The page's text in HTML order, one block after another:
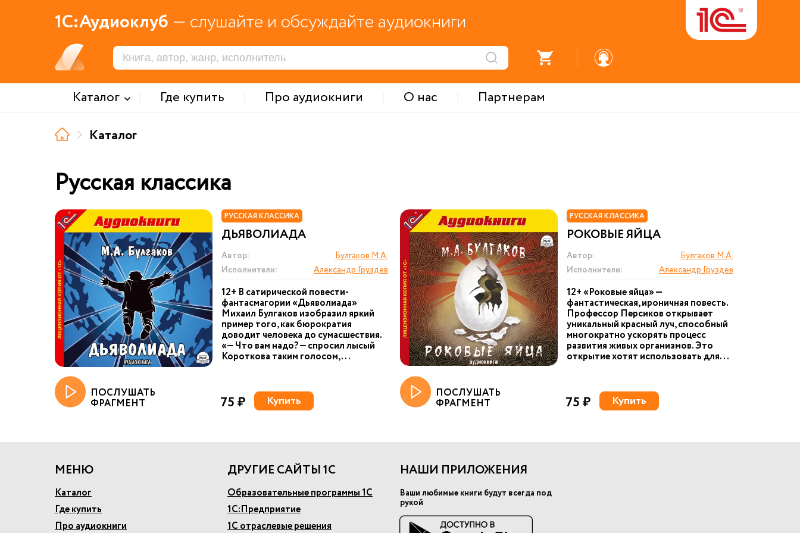
1С:Аудиоклуб — слушайте и обсуждайте аудиокниги
Каталог Где купить Про аудиокниги О нас
Партнерам
Каталог
Русская классика
РУССКАЯ КЛАССИКА
ДЬЯВОЛИАДА
Автор:
Булгаков М.А.
Исполнители:
Александр Груздев
12+ В сатирической повести-
фантасмагории «Дьяволиада»
Михаил Булгаков изобразил яркий
пример того, как бюрократия
доводит человека до сумасшествия.
«— Что вам надо? — спросил лысый
Короткова таким голосом, ...
ПОСЛУШАТЬ
ФРАГМЕНТ 75 ₽ Купить
РУССКАЯ КЛАССИКА
РОКОВЫЕ ЯЙЦА
Автор:
Булгаков М.А.
Исполнители:
Александр Груздев
12+ «Роковые яйца» —
фантастическая, ироничная повесть.
Профессор Персиков открывает
уникальный красный луч, способный
многократно ускорять процесс
развития живых организмов. Это
открытие хотят использовать для...
ПОСЛУШАТЬ
ФРАГМЕНТ 75 ₽ Купить
МЕНЮ
Каталог
Где купить
Про аудиокниги
ДРУГИЕ САЙТЫ 1С
Образовательные программы 1С
1С:Предприятие
1С отраслевые решения
НАШИ ПРИЛОЖЕНИЯ
Ваши любимые книги будут всегда под
рукой